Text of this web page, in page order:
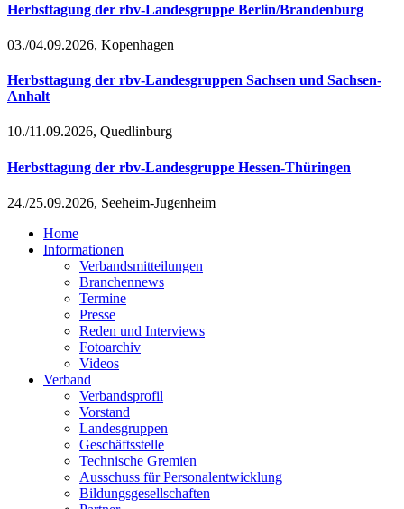
Herbsttagung der rbv-Landesgruppe Berlin/Brandenburg
03./04.09.2026, Kopenhagen
Herbsttagung der rbv-Landesgruppen Sachsen und Sachsen-
Anhalt
10./11.09.2026, Quedlinburg
Herbsttagung der rbv-Landesgruppe Hessen-Thüringen
24./25.09.2026, Seeheim-Jugenheim
Home
Informationen
Verbandsmitteilungen
Branchennews
Termine
Presse
Reden und Interviews
Fotoarchiv
Videos
Verband
Verbandsprofil
Vorstand
Landesgruppen
Geschäftsstelle
Technische Gremien
Ausschuss für Personalentwicklung
Bildungsgesellschaften